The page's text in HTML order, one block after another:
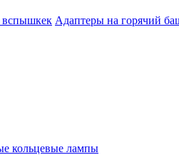
вспышкек Адаптеры на горячий
кольцевые лампы